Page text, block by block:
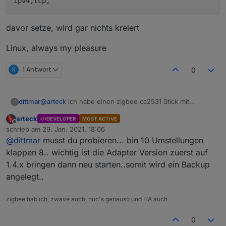
davor setze, wird gar nichts kreiert
Linux, always my pleasure
K 1 Antwort 0
D dittmar@arteck ich habe einen zigbee cc2531 Stick mit
docker auf synology.
ttyASCM0 ist durchgereicht und läuft gut.
Kann ich den neuen Stick hier einfach gegen den alten
ersetzen?
Offline
arteck DEVELOPER MOST ACTIVE
schrieb am 29. Jan. 2021, 18:06
zuletzt editiert von
@dittmar musst du probieren... bin 10 Umstellungen
klappen 8.. wichtig ist die Adapter Version zuerst auf
1.4.x bringen dann neu starten..somit wird ein Backup
angelegt..
zigbee hab ich, zwave auch, nuc's genauso und HA auch
0